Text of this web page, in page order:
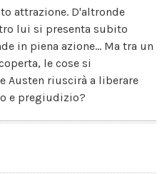
attrazione. D'altronde
lui si presenta subito
in piena azione... Ma tra un
le cose si
Austen riuscirà a liberare
e pregiudizio?